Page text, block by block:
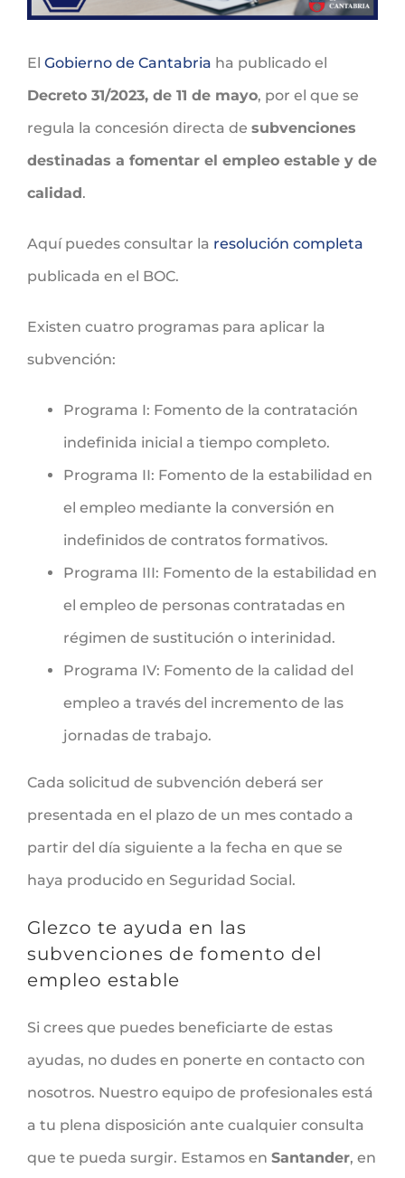
El Gobierno de Cantabria ha publicado el
Decreto 31/2023, de 11 de mayo, por el que se
regula la concesión directa de subvenciones
destinadas a fomentar el empleo estable y de
calidad.
Aquí puedes consultar la resolución completa
publicada en el BOC.
Existen cuatro programas para aplicar la
subvención:
Programa I: Fomento de la contratación
indefinida inicial a tiempo completo.
Programa II: Fomento de la estabilidad en
el empleo mediante la conversión en
indefinidos de contratos formativos.
Programa III: Fomento de la estabilidad en
el empleo de personas contratadas en
régimen de sustitución o interinidad.
Programa IV: Fomento de la calidad del
empleo a través del incremento de las
jornadas de trabajo.
Cada solicitud de subvención deberá ser
presentada en el plazo de un mes contado a
partir del día siguiente a la fecha en que se
haya producido en Seguridad Social.
Glezco te ayuda en las
subvenciones de fomento del
empleo estable
Si crees que puedes beneficiarte de estas
ayudas, no dudes en ponerte en contacto con
nosotros. Nuestro equipo de profesionales está
a tu plena disposición ante cualquier consulta
que te pueda surgir. Estamos en Santander, en